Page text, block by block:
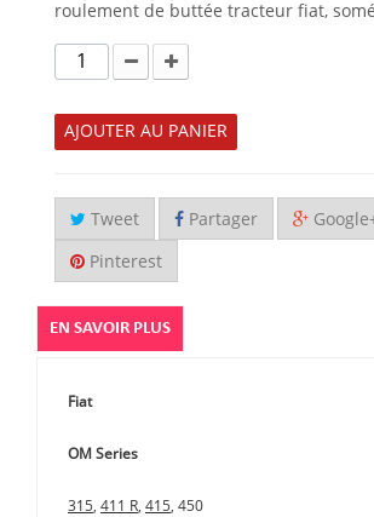
roulement de buttée tracteur fiat,
AJOUTER AU PANIER
Tweet Partager
Pinterest
EN SAVOIR PLUS
Fiat
OM Series
315, 411 R, 415, 450